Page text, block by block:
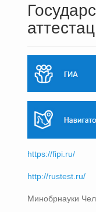
https://fipi.ru/
http://rustest.ru/
Минобрнауки